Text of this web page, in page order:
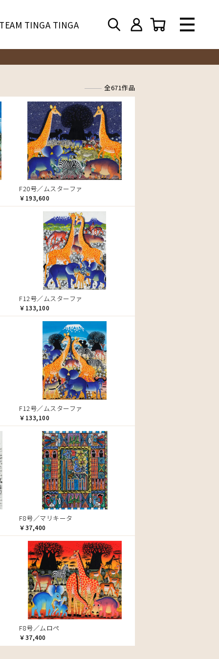
TINGA TINGA
全671作品
F20号／ムスターファ
￥193,600
F12号／ムスターファ
￥133,100
F12号／ムスターファ
￥133,100
F8号／マリキータ
￥37,400
F8号／ムロペ
￥37,400